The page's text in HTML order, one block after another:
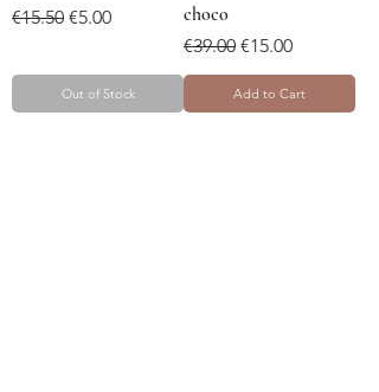
Regular Price
€15.50 Sale Price
€5.00
Out of Stock
choco
Regular Price
€39.00 Sale Price
€15.00
Add to Cart